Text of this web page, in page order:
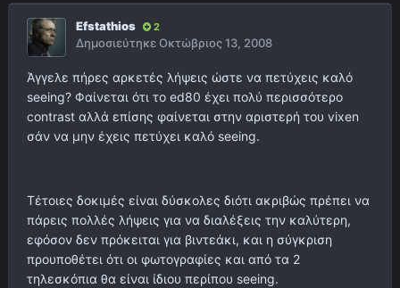
Efstathios 2
ΔημοσιεύτηκεΟκτώβριος 13, 2008
Άγγελε πήρες αρκετές λήψεις ώστε να πετύχεις καλό
seeing? Φαίνεται ότι το ed80 έχει πολύ περισσότερο
contrast αλλά επίσης φαίνεται στην αριστερή του vixen
σάν να μην έχεις πετύχει καλό seeing.
Τέτοιες δοκιμές είναι δύσκολες διότι ακριβώς πρέπει να
πάρεις πολλές λήψεις για να διαλέξεις την καλύτερη,
εφόσον δεν πρόκειται για βιντεάκι, και η σύγκριση
προυποθέτει ότι οι φωτογραφίες και από τα 2
τηλεσκόπια θα είναι ίδιου περίπου seeing.